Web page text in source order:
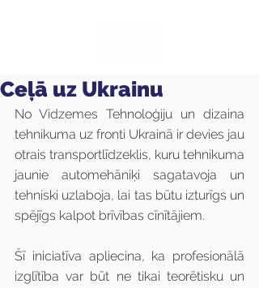
Ceļā uz Ukrainu
No Vidzemes Tehnoloģiju un dizaina
tehnikuma uz fronti Ukrainā ir devies jau
otrais transportlīdzeklis, kuru tehnikuma
jaunie automehāniķi sagatavoja un
tehniski uzlaboja, lai tas būtu izturīgs un
spējīgs kalpot brīvības cīnītājiem.
Šī iniciatīva apliecina, ka profesionālā
izglītība var būt ne tikai teorētisku un